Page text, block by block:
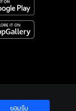
ยอมรับ